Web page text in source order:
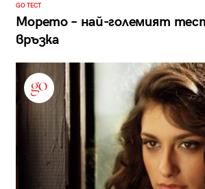
GO ТЕСТ
Морето – най-големият
връзка